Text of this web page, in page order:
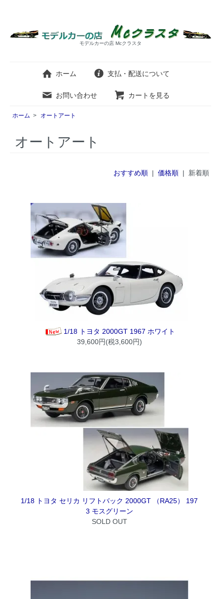
モデルカーの店 Mcクラスタ
ホーム 支払・配送について
お問い合わせ カートを見る
ホーム > オートアート
オートアート
おすすめ順| 価格順| 新着順
1/18 トヨタ 2000GT 1967 ホワイト
39,600円(税3,600円)
1/18 トヨタ セリカ リフトバック 2000GT （RA25） 197
3 モスグリーン
SOLD OUT